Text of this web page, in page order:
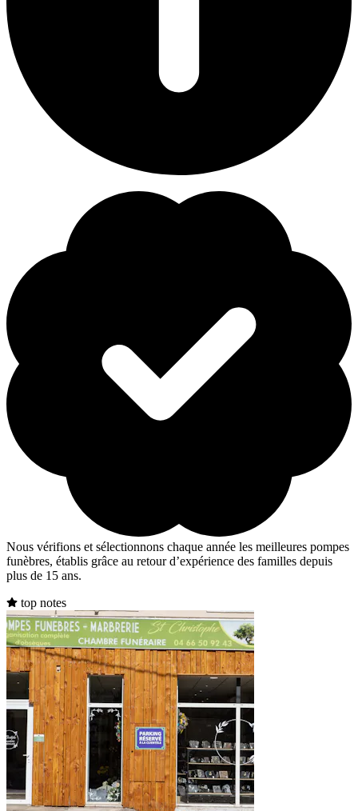
Nous vérifions et sélectionnons chaque année les meilleures pompes
funèbres, établis grâce au retour d’expérience des familles depuis
plus de 15 ans.
top notes